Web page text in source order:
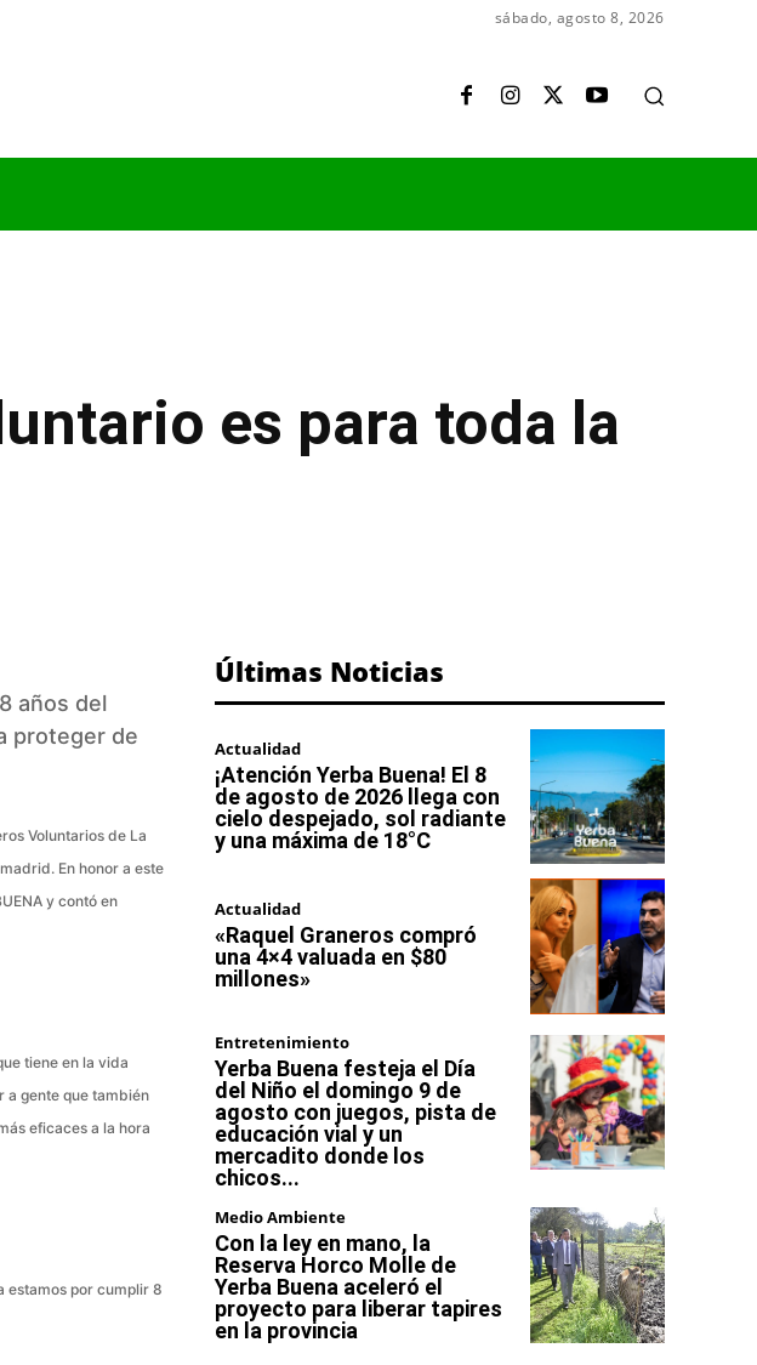
sábado, agosto 8, 2026
es para toda la
años del
proteger de
Voluntarios de La
En honor a este
y contó en
tiene en la vida
a gente que también
eficaces a la hora
estamos por cumplir 8
Últimas Noticias
Actualidad
¡Atención Yerba Buena! El 8
de agosto de 2026 llega con
cielo despejado, sol radiante
y una máxima de 18°C
Actualidad
«Raquel Graneros compró
una 4×4 valuada en $80
millones»
Entretenimiento
Yerba Buena festeja el Día
del Niño el domingo 9 de
agosto con juegos, pista de
educación vial y un
mercadito donde los
chicos...
Medio Ambiente
Con la ley en mano, la
Reserva Horco Molle de
Yerba Buena aceleró el
proyecto para liberar tapires
en la provincia